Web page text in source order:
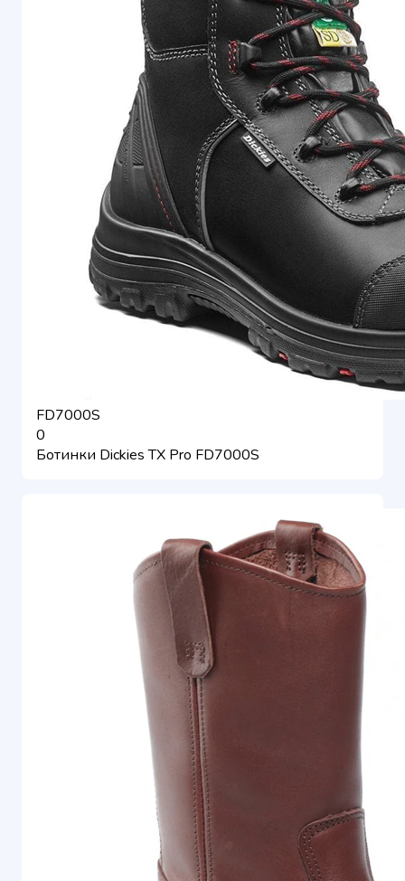
FD7000S
0
Ботинки Dickies TX Pro FD7000S